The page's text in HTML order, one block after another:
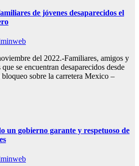
de jóvenes desaparecidos el
del 2022.-Familiares, amigos y
se encuentran desaparecidos desde
sobre la carretera Mexico –
un gobierno garante y respetuoso de